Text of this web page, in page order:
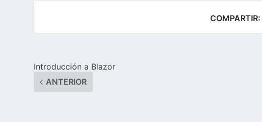
COMPARTIR:
Introducción a Blazor
ANTERIOR